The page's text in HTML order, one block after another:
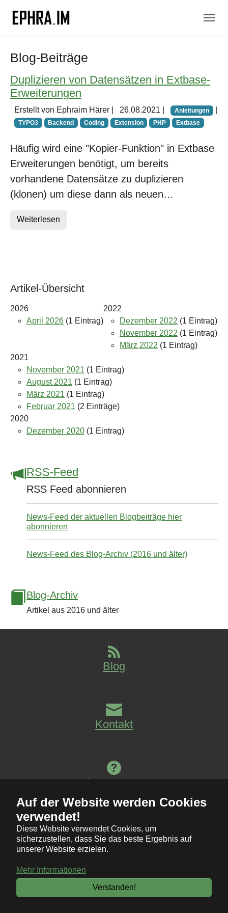
Auf der Website werden Cookies
verwendet!
Diese Website verwendet Cookies, um
sicherzustellen, dass Sie das beste Ergebnis auf
unserer Website erzielen.
Mehr Informationen
Verstanden!
Blog-Beiträge
Duplizieren von Datensätzen in Extbase-
Erweiterungen
Erstellt von Ephraim Härer | 26.08.2021 Anleitungen |
TYPO3 Backend Coding Extension PHP Extbase
Häufig wird eine "Kopier-Funktion" in Extbase
Erweiterungen benötigt, um bereits
vorhandene Datensätze zu duplizieren
(klonen) um diese dann als neuen…
Weiterlesen
Artikel-Übersicht
2026
April 2026 (1 Eintrag)
2022
Dezember 2022 (1 Eintrag)
November 2022 (1 Eintrag)
März 2022 (1 Eintrag)
2021
November 2021 (1 Eintrag)
August 2021 (1 Eintrag)
März 2021 (1 Eintrag)
Februar 2021 (2 Einträge)
2020
Dezember 2020 (1 Eintrag)
RSS-Feed
RSS Feed abonnieren
News-Feed der aktuellen Blogbeiträge hier
abonnieren
News-Feed des Blog-Archiv (2016 und älter)
Blog-Archiv
Artikel aus 2016 und älter
Blog
Kontakt
Impressum
Deutsch
English